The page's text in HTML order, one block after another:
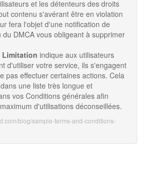
et les détenteurs des droits
contenu s'avérant être en violation
fera l'objet d'une notification de
du DMCA vous obligeant à supprimer
Limitation indique aux utilisateurs
d'utiliser votre service, ils s'engagent
pas effectuer certaines actions. Cela
une liste très longue et
vos Conditions générales afin
d'utilisations déconseillées.
blog/sample-terms-and-conditions-